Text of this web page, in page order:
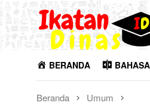
BERANDA
Beranda Umum